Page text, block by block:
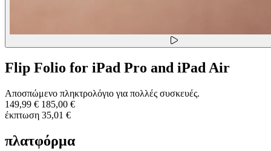
Flip Folio for iPad Pro and iPad Air
Αποσπώμενο πληκτρολόγιο για πολλές συσκευές.
149,99 € 185,00 €
έκπτωση 35,01 €
πλατφόρμα